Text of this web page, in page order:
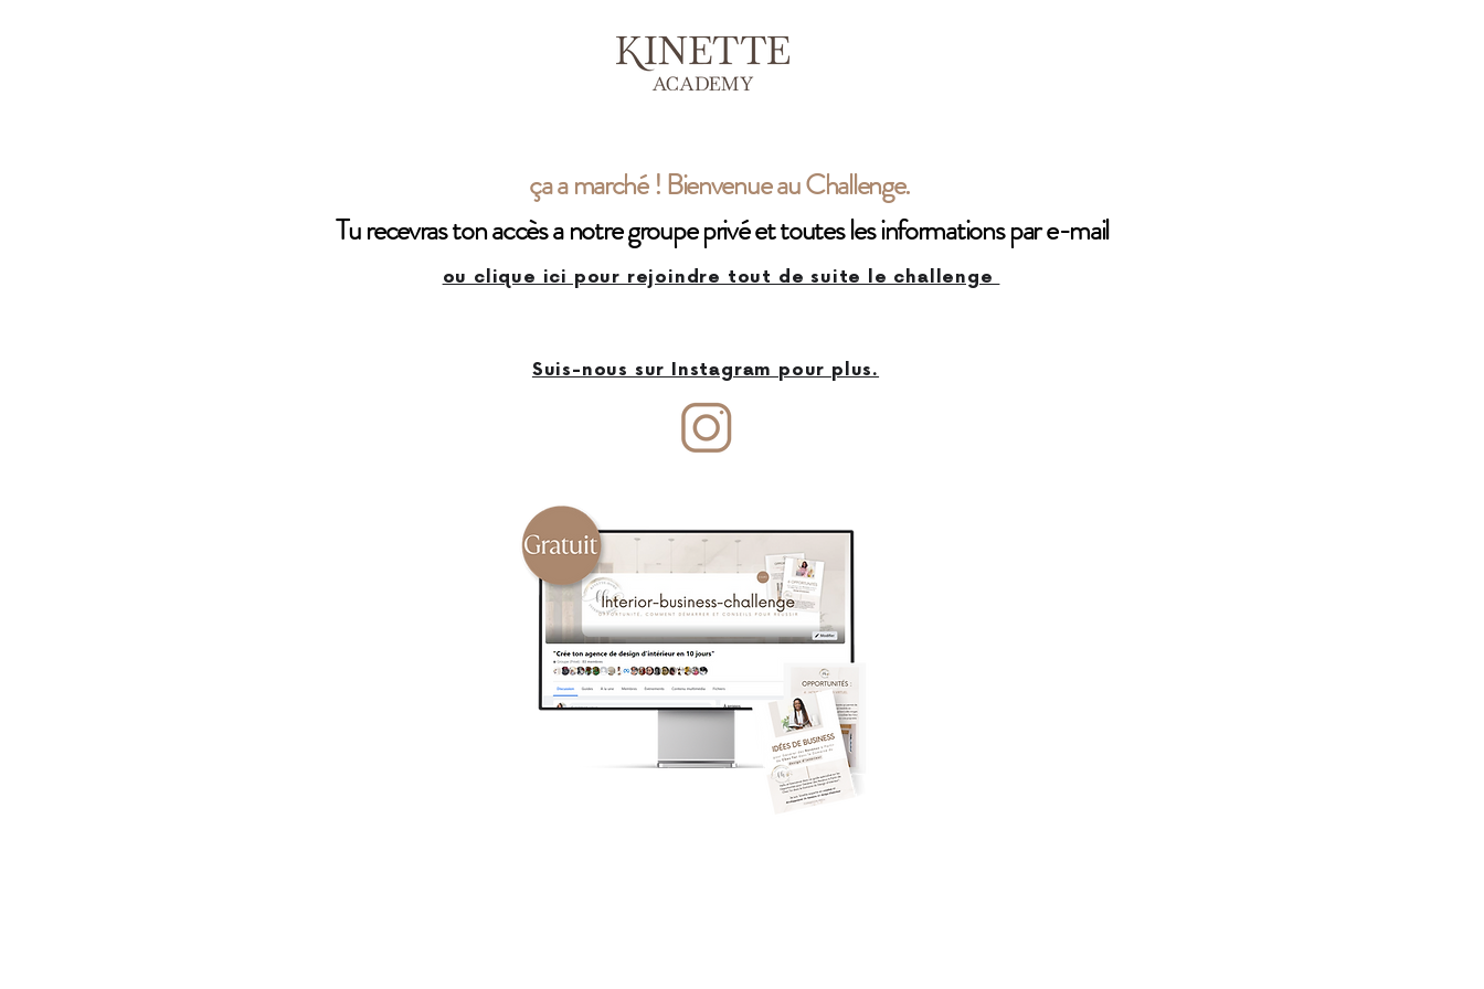
ça a marché ! Bienvenue au Challenge.
Tu recevras ton accès a notre groupe privé et toutes les informations par e-mail
ou clique ici pour rejoindre tout de suite le challenge
Suis-nous sur Instagram pour plus.